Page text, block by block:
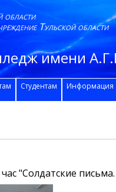
области
Тульской области
имени
Студентам Информация
"Солдатские